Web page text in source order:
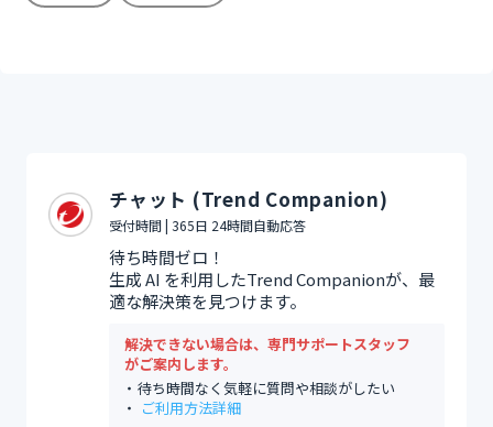
チャット (Trend Companion)
受付時間 | 365日 24時間自動応答
待ち時間ゼロ！
生成 AI を利用したTrend Companionが、最
適な解決策を見つけます。
解決できない場合は、専門サポートスタッフ
がご案内します。
待ち時間なく気軽に質問や相談がしたい
ご利用方法詳細